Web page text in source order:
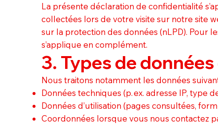
La présente déclaration de confidentialité
collectées lors de votre visite sur notre site
sur la protection des données (nLPD). Pour
s’applique en complément.
3. Types de
Nous traitons notamment les données
Données techniques (p. ex. adresse IP, type
Données d’utilisation (pages consultées,
Coordonnées lorsque vous nous contactez